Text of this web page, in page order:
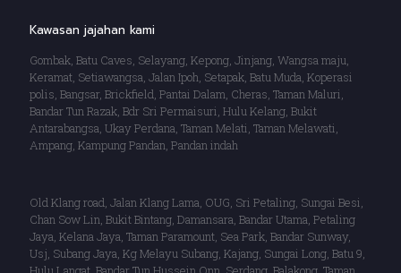
Kawasan jajahan kami
Gombak, Batu Caves, Selayang, Kepong, Jinjang, Wangsa maju,
Keramat, Setiawangsa, Jalan Ipoh, Setapak, Batu Muda, Koperasi
polis, Bangsar, Brickfield, Pantai Dalam, Cheras, Taman Maluri,
Bandar Tun Razak, Bdr Sri Permaisuri, Hulu Kelang, Bukit
Antarabangsa, Ukay Perdana, Taman Melati, Taman Melawati,
Ampang, Kampung Pandan, Pandan indah
Old Klang road, Jalan Klang Lama, OUG, Sri Petaling, Sungai Besi,
Chan Sow Lin, Bukit Bintang, Damansara, Bandar Utama, Petaling
Jaya, Kelana Jaya, Taman Paramount, Sea Park, Bandar Sunway,
Usj, Subang Jaya, Kg Melayu Subang, Kajang, Sungai Long, Batu 9,